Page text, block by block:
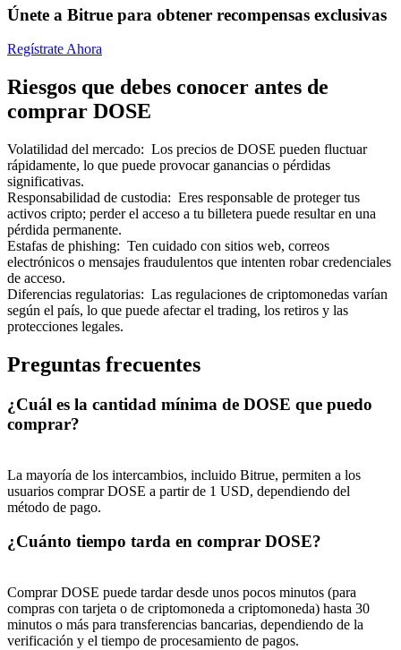
Afiliados de Bitrue
¡Hasta un 65% de comisiones!
Referencia
Invita a un amigo para recibir recompensas en efectivo
Deposit & Trade BTC to Share 25000 USDT prize pool!
Únete a Bitrue para obtener recompensas exclusivas
Regístrate Ahora
Riesgos que debes conocer antes de
comprar DOSE
Volatilidad del mercado: Los precios de DOSE pueden fluctuar
rápidamente, lo que puede provocar ganancias o pérdidas
significativas.
Responsabilidad de custodia: Eres responsable de proteger tus
activos cripto; perder el acceso a tu billetera puede resultar en una
pérdida permanente.
Estafas de phishing: Ten cuidado con sitios web, correos
electrónicos o mensajes fraudulentos que intenten robar credenciales
de acceso.
Diferencias regulatorias: Las regulaciones de criptomonedas varían
según el país, lo que puede afectar el trading, los retiros y las
protecciones legales.
Preguntas frecuentes
¿Cuál es la cantidad mínima de DOSE que puedo
comprar?
La mayoría de los intercambios, incluido Bitrue, permiten a los
usuarios comprar DOSE a partir de 1 USD, dependiendo del
método de pago.
¿Cuánto tiempo tarda en comprar DOSE?
Comprar DOSE puede tardar desde unos pocos minutos (para
compras con tarjeta o de criptomoneda a criptomoneda) hasta 30
minutos o más para transferencias bancarias, dependiendo de la
verificación y el tiempo de procesamiento de pagos.